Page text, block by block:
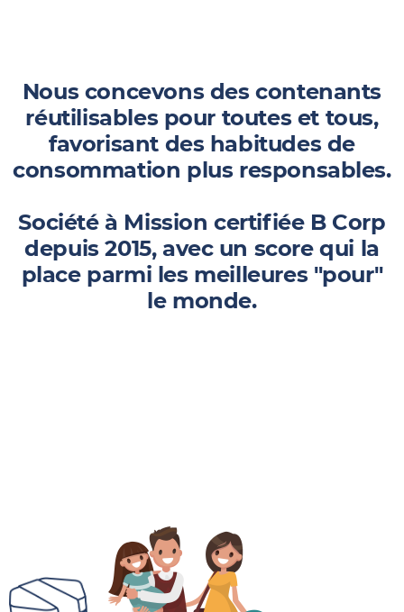
Nous concevons des contenants
réutilisables pour toutes et tous,
favorisant des habitudes de
consommation plus responsables.
Société à Mission certifiée B Corp
depuis 2015, avec un score qui la
place parmi les meilleures "pour"
le monde.